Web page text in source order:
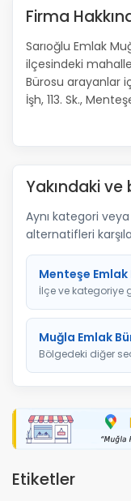
Firma
Sarıoğlu Emlak
ilçesindeki
Bürosu arayanlar
İşh, 113. Sk.,
Yakındaki
Aynı kategori
alternatifleri
Menteşe
İlçe ve kategoriye
Muğla Emlak
Bölgedeki diğer
Etiketler